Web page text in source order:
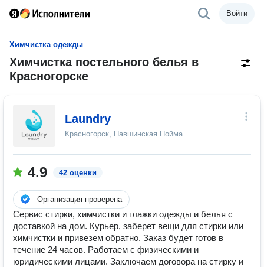
Войти
Химчистка одежды
Химчистка постельного белья в
Красногорске
Laundry
Красногорск, Павшинская Пойма
4.9 42 оценки
Организация проверена
Сервис стирки, химчистки и глажки одежды и белья с
доставкой на дом. Курьер, заберет вещи для стирки или
химчистки и привезем обратно. Заказ будет готов в
течение 24 часов. Работаем с физическими и
юридическими лицами. Заключаем договора на стирку и